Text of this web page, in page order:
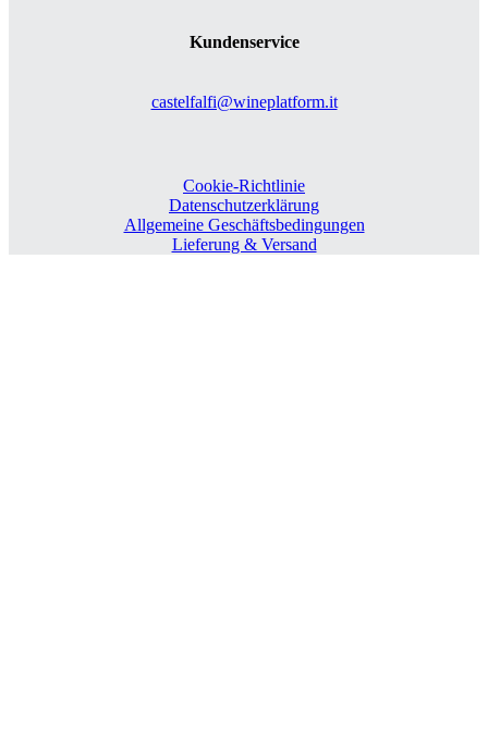
Kundenservice
castelfalfi@wineplatform.it
Cookie-Richtlinie
Datenschutzerklärung
Allgemeine Geschäftsbedingungen
Lieferung & Versand